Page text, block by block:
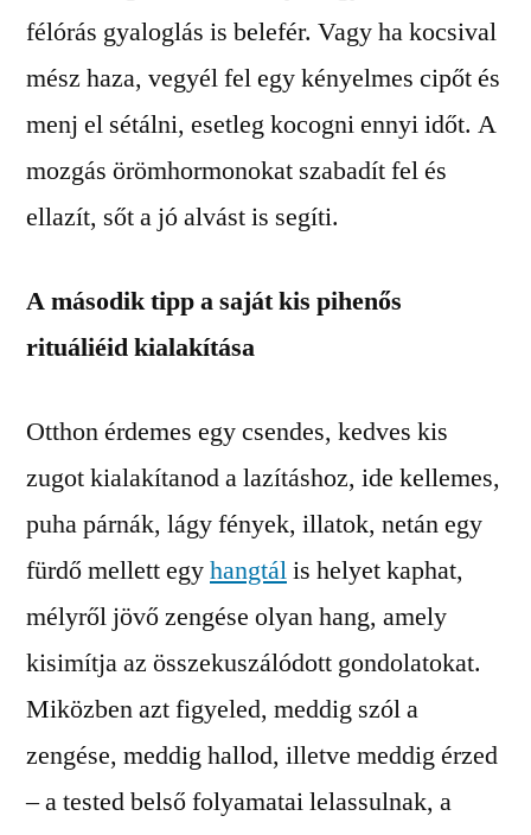
félórás gyaloglás is belefér. Vagy ha kocsival
mész haza, vegyél fel egy kényelmes cipőt és
menj el sétálni, esetleg kocogni ennyi időt. A
mozgás örömhormonokat szabadít fel és
ellazít, sőt a jó alvást is segíti.
A második tipp a saját kis pihenős
rituáliéid kialakítása
Otthon érdemes egy csendes, kedves kis
zugot kialakítanod a lazításhoz, ide kellemes,
puha párnák, lágy fények, illatok, netán egy
fürdő mellett egyhangtális helyet kaphat,
mélyről jövő zengése olyan hang, amely
kisimítja az összekuszálódott gondolatokat.
Miközben azt figyeled, meddig szól a
zengése, meddig hallod, illetve meddig érzed
– a tested belső folyamatai lelassulnak, a